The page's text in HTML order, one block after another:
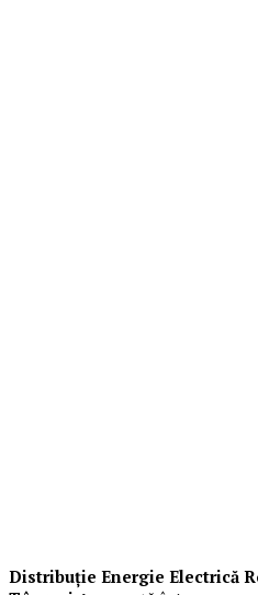
Distribuție Energie Electrică